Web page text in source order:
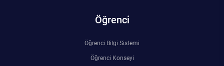
Öğrenci
Öğrenci Bilgi Sistemi
Öğrenci Konseyi